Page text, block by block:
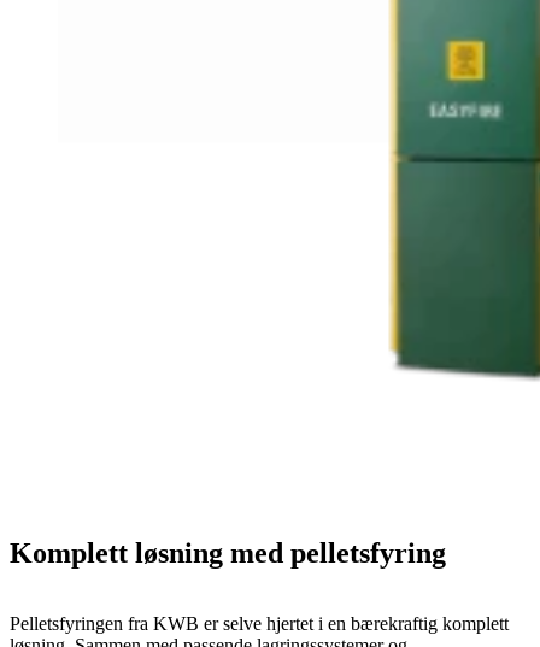
Komplett løsning med pelletsfyring
Pelletsfyringen fra KWB er selve hjertet i en bærekraftig komplett